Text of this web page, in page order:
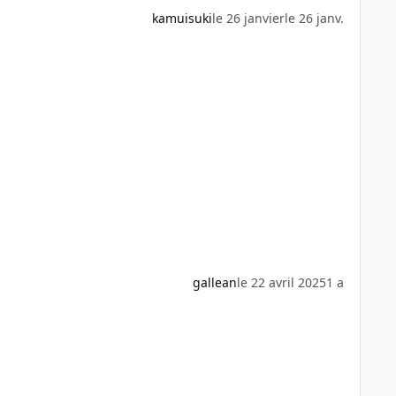
kamuisukile 26 janvierle 26 janv.
galleanle 22 avril 20251 a